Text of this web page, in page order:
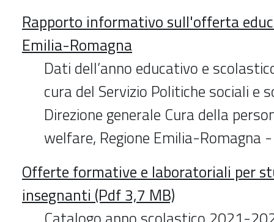
Rapporto informativo sull'offerta
Emilia-Romagna
Dati dell’anno educativo e
cura del Servizio Politiche sociali e
Direzione generale Cura della
welfare, Regione Emilia-Romagna
Offerte formative e laboratoriali per
insegnanti (Pdf 3,7 MB)